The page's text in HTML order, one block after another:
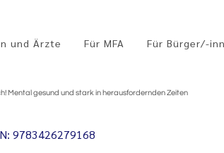
und Ärzte Für MFA Für Bürger/-
Mental gesund und stark in herausfordernden Zeiten
9783426279168